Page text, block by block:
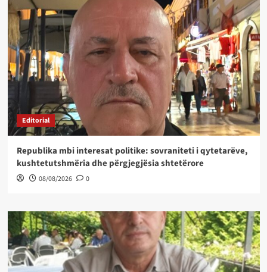
Editorial
Republika mbi interesat politike: sovraniteti i qytetarëve,
kushtetutshmëria dhe përgjegjësia shtetërore
08/08/2026 0